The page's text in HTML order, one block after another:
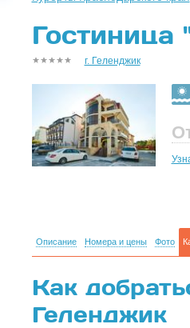
Гостиница
г. Геленджик
Описание Номера и цены Фото
Как
Геленджик